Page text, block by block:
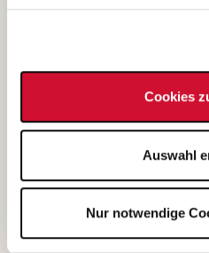
Cookies
Auswahl
Nur notwendige
Bewerbung als Altenpflegehelfer*in
Bewerbung als Erzieher*in
AWO Gliederungen nach
Impressum